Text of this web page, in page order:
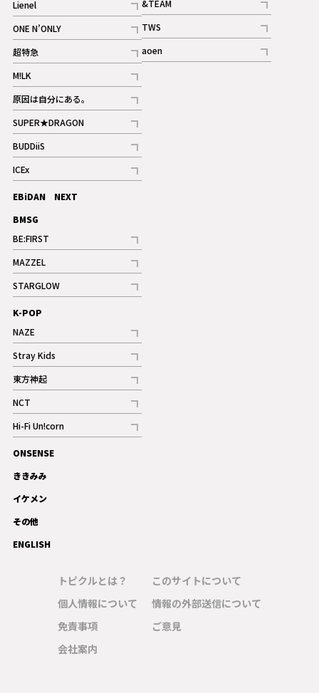
Lienel
記事
ONE N’ONLY
記事
超特急
記事
M!LK
記事
原因は自分にある。
記事
SUPER★DRAGON
記事
BUDDiiS
記事
ICEx
記事
EBiDAN NEXT
BMSG
BE:FIRST
記事
ギャラリー
MAZZEL
記事
ギャラリー
STARGLOW
記事
&TEAM
記事
TWS
記事
aoen
記事
K-POP
NAZE
記事
Stray Kids
記事
東方神起
記事
NCT
記事
Hi-Fi Un!corn
記事
ギャラリー
ONSENSE
ききみみ
イケメン
その他
ENGLISH
トピクルとは？
個人情報について
免責事項
会社案内
このサイトについて
情報の外部送信について
ご意見